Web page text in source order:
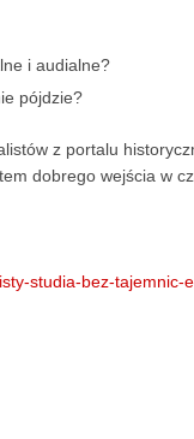
i audialne?
pójdzie?
z portalu
dobrego wejścia w
studia-bez-tajemnic-